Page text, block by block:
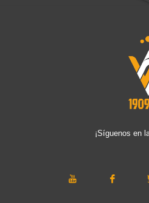
¡Síguenos en